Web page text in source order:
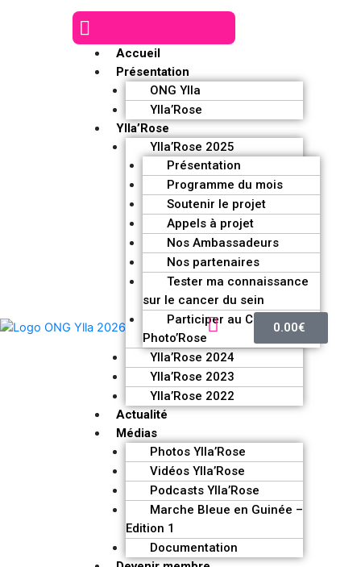
Accueil
Présentation
ONG Ylla
Ylla’Rose
Ylla’Rose
Ylla’Rose 2025
Présentation
Programme du mois
Soutenir le projet
Appels à projet
Nos Ambassadeurs
Nos partenaires
Tester ma connaissance
sur le cancer du sein
Participer au Challenge
Photo’Rose
Ylla’Rose 2024
Ylla’Rose 2023
Ylla’Rose 2022
Actualité
Médias
Photos Ylla’Rose
Vidéos Ylla’Rose
Podcasts Ylla’Rose
Marche Bleue en Guinée –
Edition 1
Documentation
0.00€